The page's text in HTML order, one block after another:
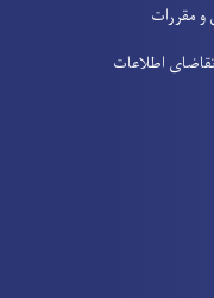
و مقررات
اطلاعات